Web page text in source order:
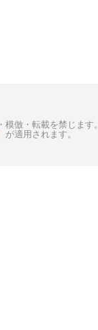
倣・転載を禁じます。
が適用されます。